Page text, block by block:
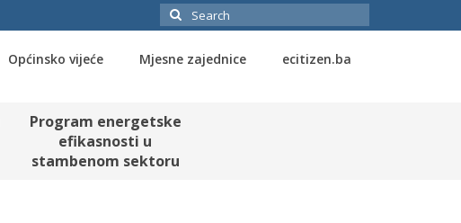
Search
for:
Općinsko vijeće Mjesne zajednice ecitizen.ba
Program energetske
efikasnosti u
stambenom sektoru